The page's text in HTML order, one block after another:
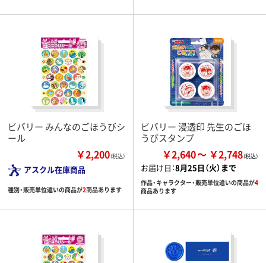
ビバリー みんなのごほうびシ
ール
￥2,200（税込）
アスクル在庫商品
種別・販売単位違いの商品が2商品あります
ビバリー 浸透印 先生のごほ
うびスタンプ
￥2,640 ￥2,748
お届け日：8月25日（火）まで
作品・キャラクター・販売単位違いの商品が4
商品あります